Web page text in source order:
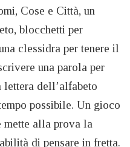
Cose e Città, un
blocchetti per
clessidra per tenere il
una parola per
dell’alfabeto
possibile. Un gioco
mette alla prova la
di pensare in fretta.